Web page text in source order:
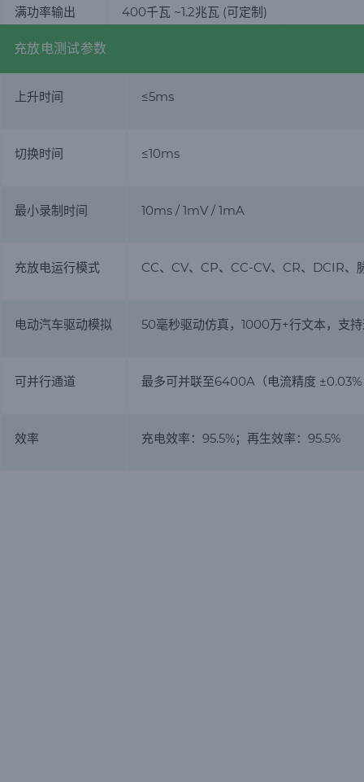
满功率输出 400千瓦 ~1.2兆瓦 (可定制)
充放电测试参数
上升时间 ≤5ms
切换时间 ≤10ms
最小录制时间 10ms / 1mV / 1mA
充放电运行模式 CC、CV、CP、CC-CV、CR、DCIR、
电动汽车驱动模拟 50毫秒驱动仿真，1000万+行文本，支
可并行通道 最多可并联至6400A（电流精度 ±0.03%
效率 充电效率：95.5%；再生效率：95.5%